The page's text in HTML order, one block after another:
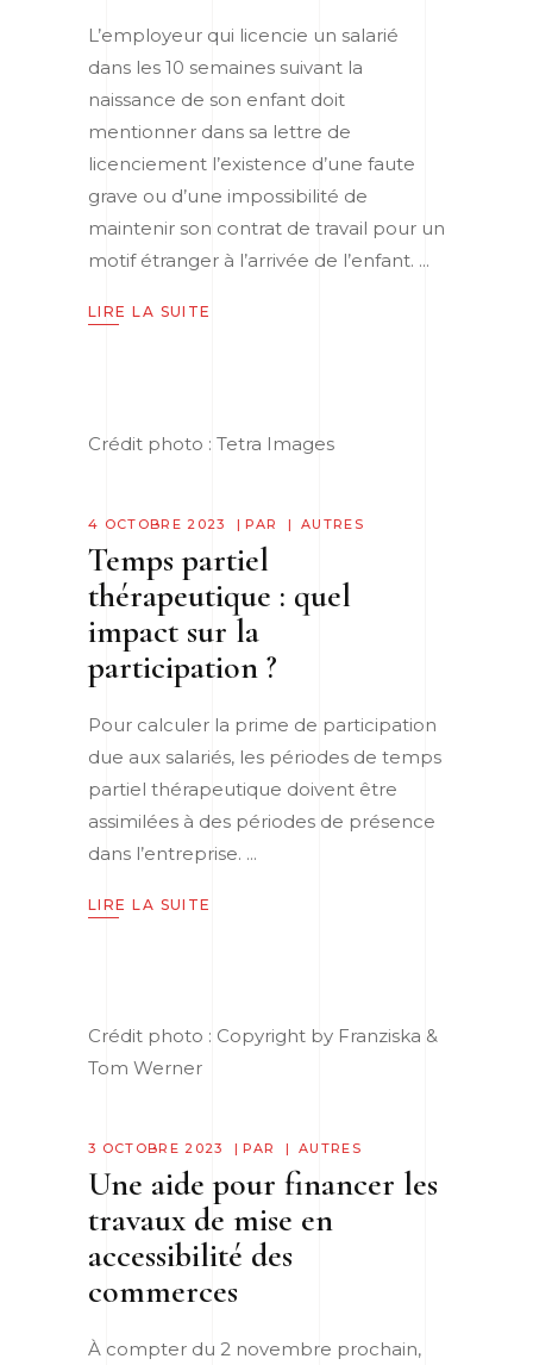
L’employeur qui licencie un salarié
dans les 10 semaines suivant la
naissance de son enfant doit
mentionner dans sa lettre de
licenciement l’existence d’une faute
grave ou d’une impossibilité de
maintenir son contrat de travail pour un
motif étranger à l’arrivée de l’enfant.
LIRE LA SUITE
Crédit photo : Tetra Images
4 OCTOBRE 2023 PAR AUTRES
Temps partiel
thérapeutique : quel
impact sur la
participation ?
Pour calculer la prime de participation
due aux salariés, les périodes de temps
partiel thérapeutique doivent être
assimilées à des périodes de présence
dans l’entreprise.
LIRE LA SUITE
Crédit photo : Copyright by Franziska &
Tom Werner
3 OCTOBRE 2023 PAR AUTRES
Une aide pour financer les
travaux de mise en
accessibilité des
commerces
À compter du 2 novembre prochain,